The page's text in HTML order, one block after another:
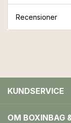
Recensioner
KUNDSERVICE
OM BOXINBAG